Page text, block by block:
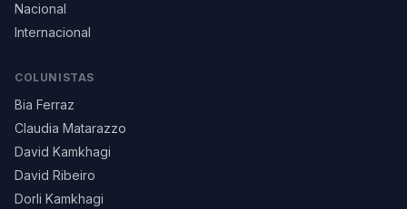
Nacional
Internacional
COLUNISTAS
Bia Ferraz
Claudia Matarazzo
David Kamkhagi
David Ribeiro
Dorli Kamkhagi